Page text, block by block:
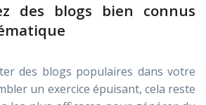
des blogs bien connus
des blogs populaires dans votre
un exercice épuisant, cela reste